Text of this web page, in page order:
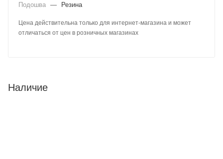
Подошва — Резина
Цена действительна только для интернет-магазина и может
отличаться от цен в розничных магазинах
Наличие